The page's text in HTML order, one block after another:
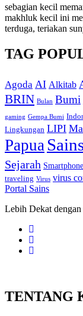
sebagian kecil
makhluk kecil ini
terduga, teriakan
TAG
Agoda AI Alkitab
BRIN Bulan Bumi
gaming Gempa Bumi
Lingkungan LIPI
Papua
Sejarah Smartphone
traveling Virus virus
Portal Sains
Lebih Dekat
TENTANG